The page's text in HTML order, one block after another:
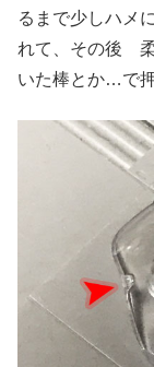
るまで少しハメ
れて、その後
いた棒とか…で